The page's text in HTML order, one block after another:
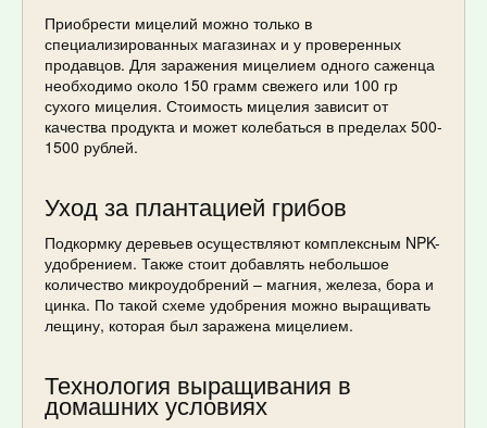
Приобрести мицелий можно только в
специализированных магазинах и у проверенных
продавцов. Для заражения мицелием одного саженца
необходимо около 150 грамм свежего или 100 гр
сухого мицелия. Стоимость мицелия зависит от
качества продукта и может колебаться в пределах 500-
1500 рублей.
Уход за плантацией грибов
Подкормку деревьев осуществляют комплексным NPK-
удобрением. Также стоит добавлять небольшое
количество микроудобрений – магния, железа, бора и
цинка. По такой схеме удобрения можно выращивать
лещину, которая был заражена мицелием.
Технология выращивания в
домашних условиях